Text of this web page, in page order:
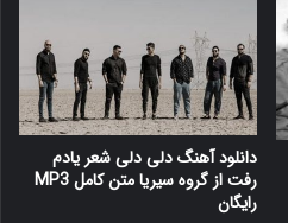
دانلود آهنگ دلی دلی شعر یادم
رفت از گروه سیریا متن کامل MP3
رایگان